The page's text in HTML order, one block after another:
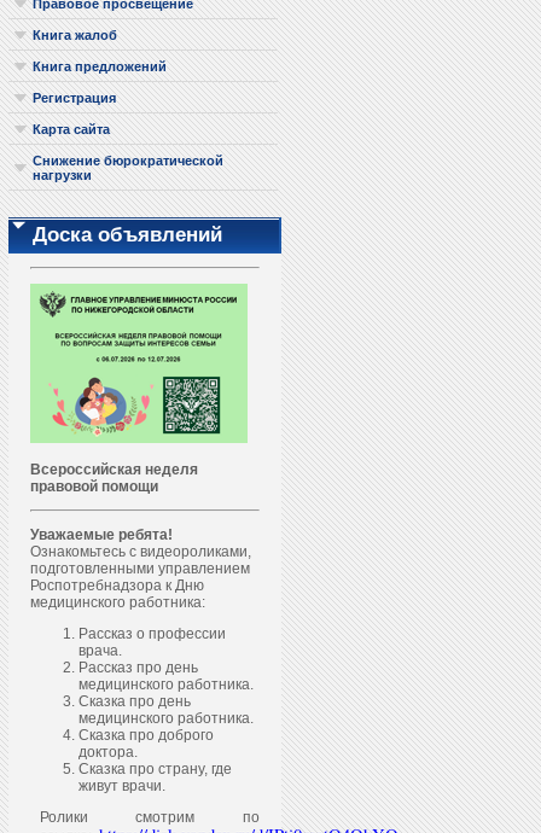
Правовое просвещение
Книга жалоб
Книга предложений
Регистрация
Карта сайта
Снижение бюрократической
нагрузки
Доска объявлений
Всероссийская неделя
правовой помощи
Уважаемые ребята!
Ознакомьтесь с видеороликами,
подготовленными управлением
Роспотребнадзора к Дню
медицинского работника:
Рассказ о профессии
врача.
Рассказ про день
медицинского работника.
Сказка про день
медицинского работника.
Сказка про доброго
доктора.
Сказка про страну, где
живут врачи.
Ролики смотрим по